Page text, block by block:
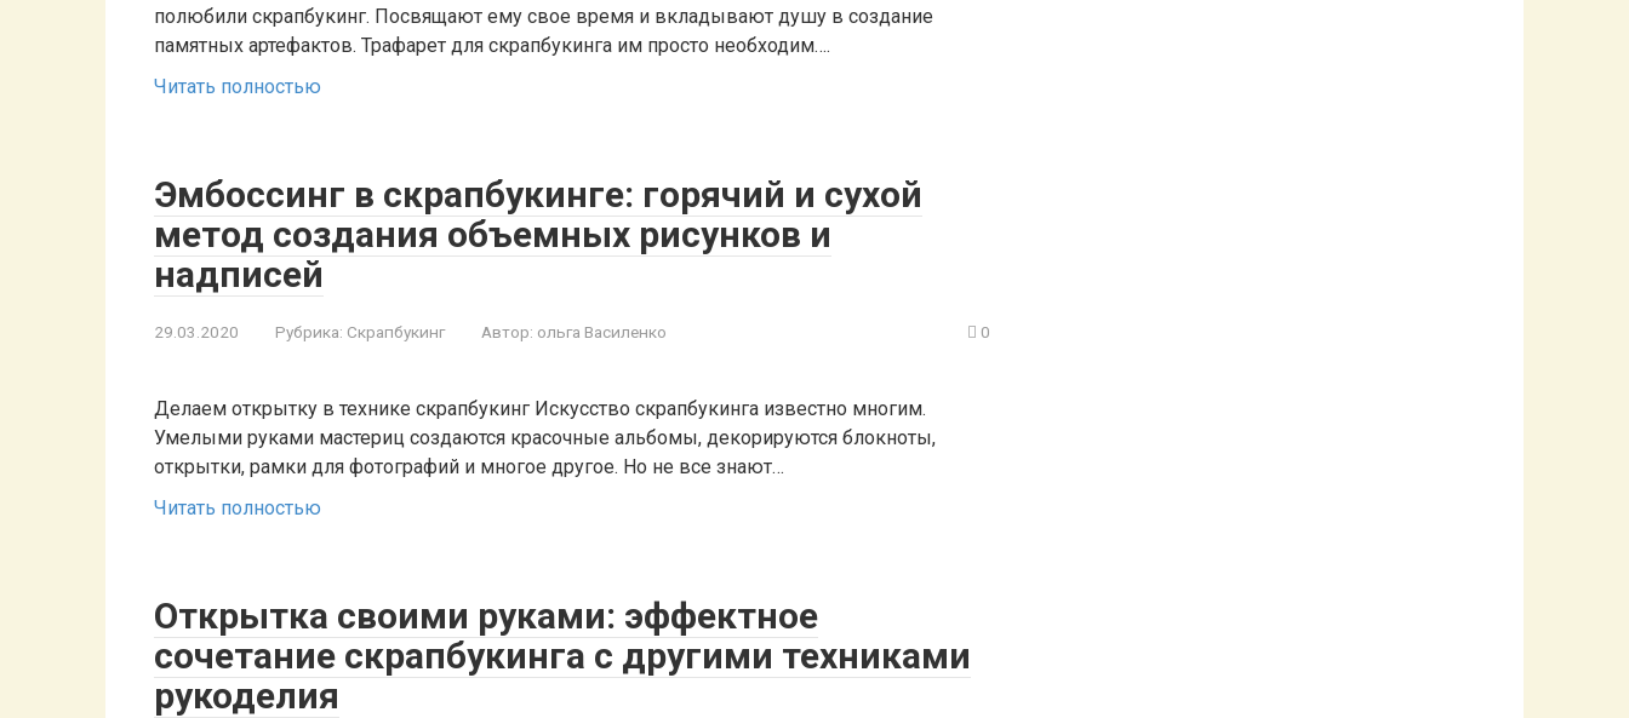
полюбили скрапбукинг. Посвящают ему свое время и вкладывают душу в создание
памятных артефактов. Трафарет для скрапбукинга им просто необходим….
Читать полностью
Эмбоссинг в скрапбукинге: горячий и сухой
метод создания объемных рисунков и
надписей
29.03.2020 Рубрика: Скрапбукинг Автор: ольга Василенко 0
Делаем открытку в технике скрапбукинг Искусство скрапбукинга известно многим.
Умелыми руками мастериц создаются красочные альбомы, декорируются блокноты,
открытки, рамки для фотографий и многое другое. Но не все знают…
Читать полностью
Открытка своими руками: эффектное
сочетание скрапбукинга с другими техниками
рукоделия